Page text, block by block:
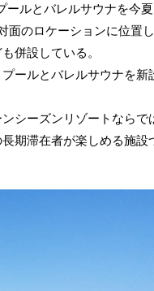
ルとバレルサウナを今夏
のロケーションに位置
併設している。
ールとバレルサウナを新
シーズンリゾートならで
期滞在者が楽しめる施設